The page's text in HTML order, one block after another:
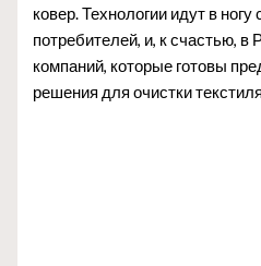
ковер. Технологии идут в
потребителей, и, к счастью, в
компаний, которые готовы
решения для очистки